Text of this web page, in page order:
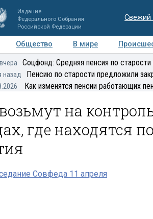
Издание
Федерального Собрания
Российской Федерации
Свежий
Общество В мире
Мнения Регионы Медиацентр
вчера Соцфонд: Средняя пенсия по
назад Пенсию по старости предложили
Как изменятся пенсии работающих
на
где находятся
Совфеда 11 апреля